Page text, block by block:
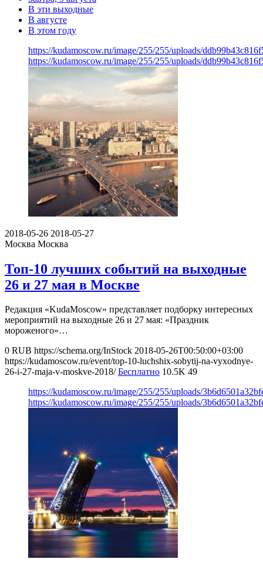
В эти выходные
В августе
В этом году
https://kudamoscow.ru/image/255/255/uploads/
https://kudamoscow.ru/image/255/255/uploads/
2018-05-26 2018-05-27
Москва Москва
Топ-10 лучших событий на выходные
26 и 27 мая в Москве
Редакция «KudaMoscow» представляет подборку интересных
мероприятий на выходные 26 и 27 мая: «Праздник
мороженого»…
0 RUB https://schema.org/InStock 2018-05-26T00:50:00+03:00
https://kudamoscow.ru/event/top-10-luchshix-sobytij-na-vyxodnye-
26-i-27-maja-v-moskve-2018/ Бесплатно 10.5K 49
https://kudamoscow.ru/image/255/255/uploads/
https://kudamoscow.ru/image/255/255/uploads/